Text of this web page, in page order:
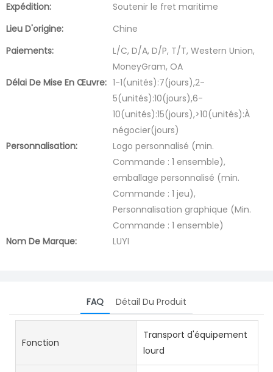
Expédition:
Soutenir le fret maritime
Lieu D'origine:
Chine
Paiements:
L/C, D/A, D/P, T/T, Western Union,
MoneyGram, OA
Délai De Mise En Œuvre: 1-1(unités):7(jours),2-
5(unités):10(jours),6-
10(unités):15(jours),>10(unités):À
négocier(jours)
Personnalisation:
Logo personnalisé (min.
Commande : 1 ensemble),
emballage personnalisé (min.
Commande : 1 jeu),
Personnalisation graphique (Min.
Commande : 1 ensemble)
Nom De Marque:
LUYI
FAQ Détail Du Produit
Fonction
Transport d'équipement
lourd